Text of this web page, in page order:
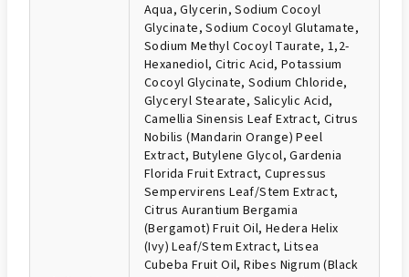
Aqua, Glycerin, Sodium Cocoyl
Glycinate, Sodium Cocoyl Glutamate,
Sodium Methyl Cocoyl Taurate, 1,2-
Hexanediol, Citric Acid, Potassium
Cocoyl Glycinate, Sodium Chloride,
Glyceryl Stearate, Salicylic Acid,
Camellia Sinensis Leaf Extract, Citrus
Nobilis (Mandarin Orange) Peel
Extract, Butylene Glycol, Gardenia
Florida Fruit Extract, Cupressus
Sempervirens Leaf/Stem Extract,
Citrus Aurantium Bergamia
(Bergamot) Fruit Oil, Hedera Helix
(Ivy) Leaf/Stem Extract, Litsea
Cubeba Fruit Oil, Ribes Nigrum (Black